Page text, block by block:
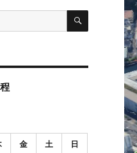
検
金 土 日